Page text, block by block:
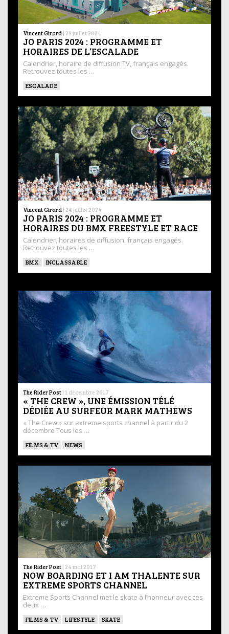
Vincent Girard | 29 juillet 2024
JO PARIS 2024 : PROGRAMME ET
HORAIRES DE L’ESCALADE
Calendrier, horaire de diffusion TV, français engagés.
Retrouvez toutes les …
ESCALADE
Vincent Girard | 24 juillet 2024
JO PARIS 2024 : PROGRAMME ET
HORAIRES DU BMX FREESTYLE ET RACE
Calendrier, horaires de diffusion, français engagés.
Retrouvez toutes les …
BMX INCLASSABLE
The Rider Post | 1 décembre 2017
« THE CREW », UNE ÉMISSION TÉLÉ
DÉDIÉE AU SURFEUR MARK MATHEWS
« The Crew » sur extreme sports channel à partir du 2
décembre Tous les …
FILMS & TV NEWS
The Rider Post | 24 mai 2017
NOW BOARDING ET I AM THALENTE SUR
EXTREME SPORTS CHANNEL
Extreme Sports Channel met le skate à l’honneur avec ces
deux …
FILMS & TV LIFESTYLE SKATE